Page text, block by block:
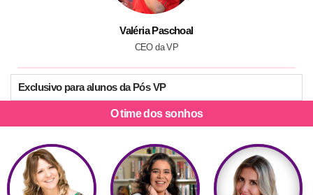
Valéria Paschoal
CEO da VP
Exclusivo para alunos da Pós VP
O time dos sonhos